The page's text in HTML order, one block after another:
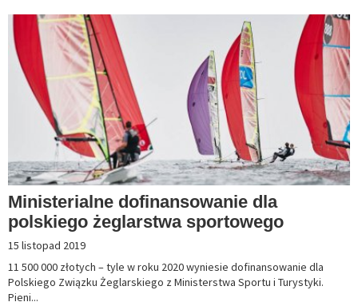
Ministerialne dofinansowanie dla
polskiego żeglarstwa sportowego
15 listopad 2019
11 500 000 złotych – tyle w roku 2020 wyniesie dofinansowanie dla
Polskiego Związku Żeglarskiego z Ministerstwa Sportu i Turystyki.
Pieni...